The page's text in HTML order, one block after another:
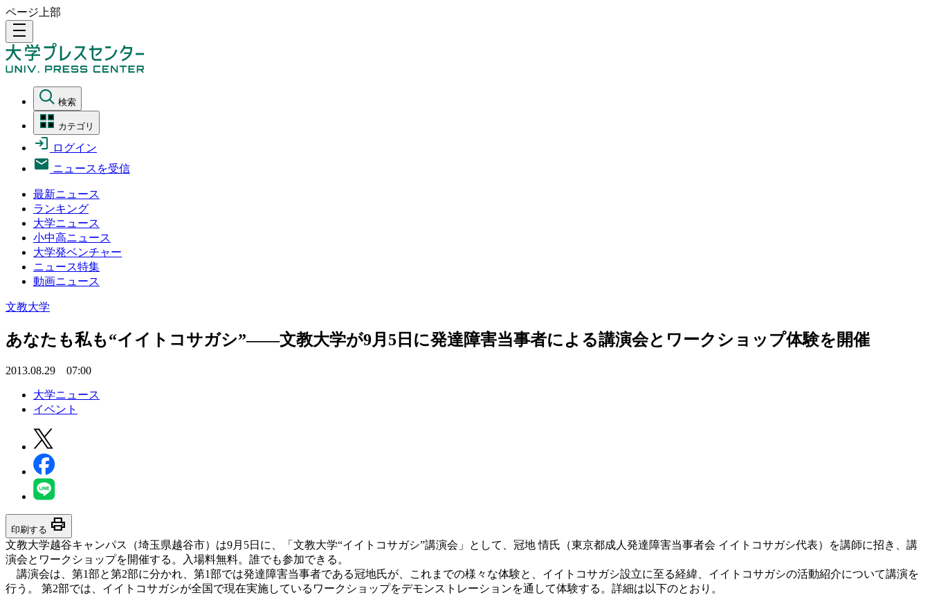
ページ上部
density_medium
検索
カテゴリ
ログイン
ニュースを受信
最新ニュース
ランキング
大学ニュース
小中高ニュース
大学発ベンチャー
ニュース特集
動画ニュース
文教大学
あなたも私も“イイトコサガシ”――文教大学が9月5日に発達障害当事者による講演会とワークショップ体験を開催
2013.08.29 07:00
大学ニュース
イベント
印刷する print
文教大学越谷キャンパス（埼玉県越谷市）は9月5日に、「文教大学“イイトコサガシ”講演会」として、冠地 情氏（東京都成人発達障害当事者会 イイトコサガシ代表）を講師に招き、講
演会とワークショップを開催する。入場料無料。誰でも参加できる。
講演会は、第1部と第2部に分かれ、第1部では発達障害当事者である冠地氏が、これまでの様々な体験と、イイトコサガシ設立に至る経緯、イイトコサガシの活動紹介について講演を
行う。 第2部では、イイトコサガシが全国で現在実施しているワークショップをデモンストレーションを通して体験する。詳細は以下のとおり。